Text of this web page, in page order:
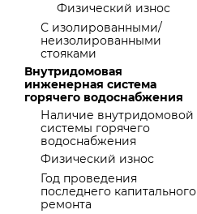
Физический износ
С изолированными/
неизолированными
стояками
Внутридомовая
инженерная система
горячего водоснабжения
Наличие внутридомовой
системы горячего
водоснабжения
Физический износ
Год проведения
последнего капитального
ремонта